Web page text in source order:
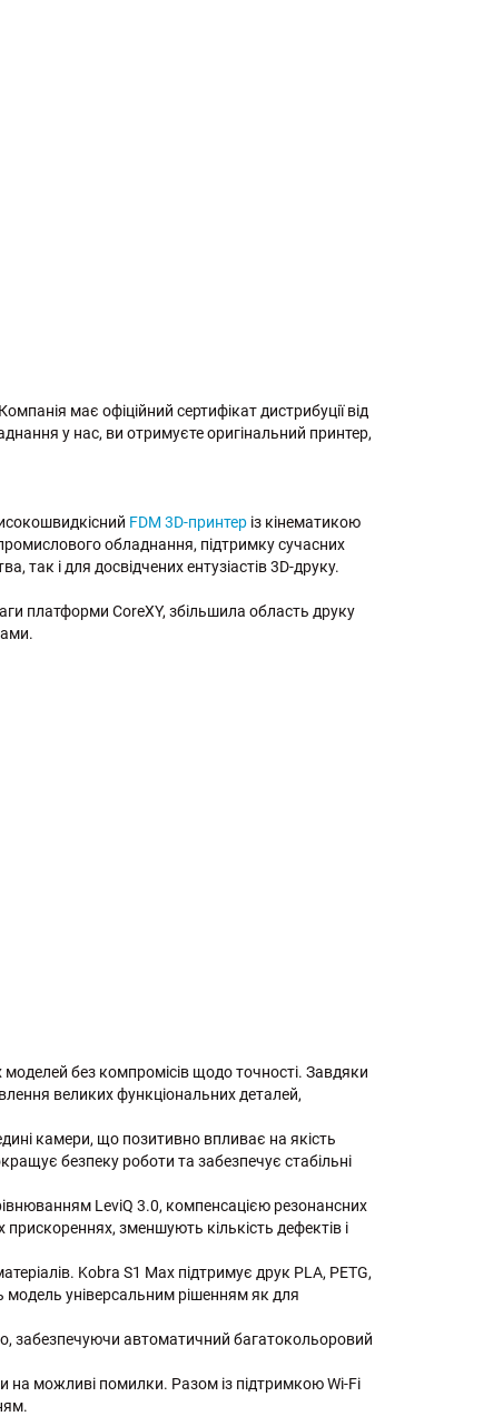
має офіційний сертифікат дистрибуції від
у нас, ви отримуєте оригінальний принтер,
FDM 3D-принтер із кінематикою
обладнання, підтримку сучасних
так і для досвідчених ентузіастів 3D-друку.
платформи CoreXY, збільшила область друку
без компромісів щодо точності. Завдяки
великих функціональних деталей,
камери, що позитивно впливає на якість
безпеку роботи та забезпечує стабільні
LeviQ 3.0, компенсацією резонансних
прискореннях, зменшують кількість дефектів і
Kobra S1 Max підтримує друк PLA, PETG,
універсальним рішенням як для
забезпечуючи автоматичний багатокольоровий
на можливі помилки. Разом із підтримкою Wi-Fi